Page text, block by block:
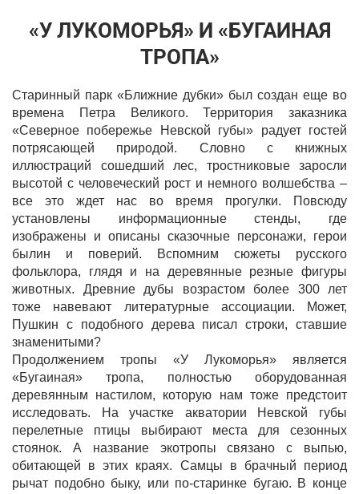
«У ЛУКОМОРЬЯ» И «БУГАИНАЯ
ТРОПА»
Старинный парк «Ближние дубки» был создан еще во
времена Петра Великого. Территория заказника
«Северное побережье Невской губы» радует гостей
потрясающей природой. Словно с книжных
иллюстраций сошедший лес, тростниковые заросли
высотой с человеческий рост и немного волшебства –
все это ждет нас во время прогулки. Повсюду
установлены информационные стенды, где
изображены и описаны сказочные персонажи, герои
былин и поверий. Вспомним сюжеты русского
фольклора, глядя и на деревянные резные фигуры
животных. Древние дубы возрастом более 300 лет
тоже навевают литературные ассоциации. Может,
Пушкин с подобного дерева писал строки, ставшие
знаменитыми?
Продолжением тропы «У Лукоморья» является
«Бугаиная» тропа, полностью оборудованная
деревянным настилом, которую нам тоже предстоит
исследовать. На участке акватории Невской губы
перелетные птицы выбирают места для сезонных
стоянок. А название экотропы связано с выпью,
обитающей в этих краях. Самцы в брачный период
рычат подобно быку, или по-старинке бугаю. В конце